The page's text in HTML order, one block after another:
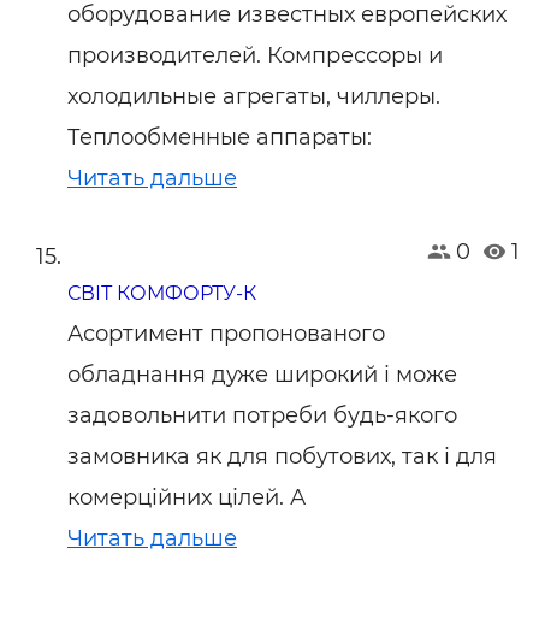
оборудование известных европейских
производителей. Компрессоры и
холодильные агрегаты, чиллеры.
Теплообменные аппараты:
Читать дальше
0 1
СВІТ КОМФОРТУ-К
Асортимент пропонованого
обладнання дуже широкий і може
задовольнити потреби будь-якого
замовника як для побутових, так і для
комерційних цілей. А
Читать дальше